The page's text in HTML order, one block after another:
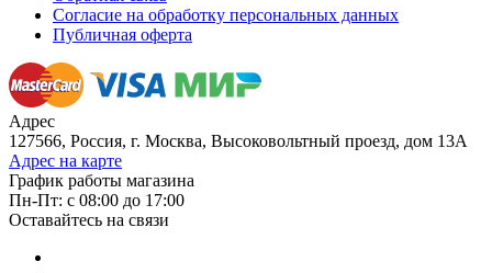
Согласие на обработку персональных данных
Публичная оферта
Адрес
127566, Россия, г. Москва, Высоковольтный проезд, дом 13А
Адрес на карте
График работы магазина
Пн-Пт: с 08:00 до 17:00
Оставайтесь на связи